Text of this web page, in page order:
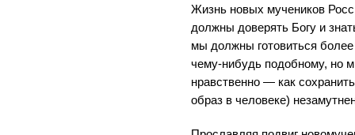
Жизнь новых мучеников
должны доверять Богу и
мы должны готовиться
чему-нибудь подобному, но
нравственно — как
образ в человеке)